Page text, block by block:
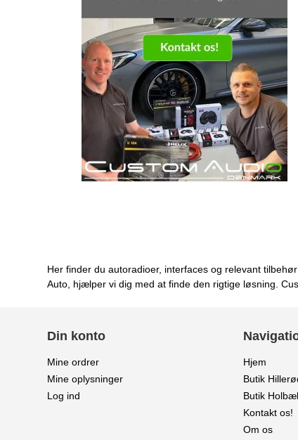
Her finder du autoradioer, interfaces og relevant
Auto, hjælper vi dig med at finde den rigtige løsning.
Din konto
Mine ordrer
Mine oplysninger
Log ind
Hjem
Butik
Butik
Kontakt os!
Om os